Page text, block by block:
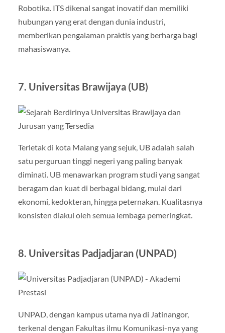
Robotika. ITS dikenal sangat inovatif dan memiliki
hubungan yang erat dengan dunia industri,
memberikan pengalaman praktis yang berharga bagi
mahasiswanya.
7. Universitas Brawijaya (UB)
Terletak di kota Malang yang sejuk, UB adalah salah
satu perguruan tinggi negeri yang paling banyak
diminati. UB menawarkan program studi yang sangat
beragam dan kuat di berbagai bidang, mulai dari
ekonomi, kedokteran, hingga peternakan. Kualitasnya
konsisten diakui oleh semua lembaga pemeringkat.
8. Universitas Padjadjaran (UNPAD)
UNPAD, dengan kampus utama nya di Jatinangor,
terkenal dengan Fakultas ilmu Komunikasi-nya yang